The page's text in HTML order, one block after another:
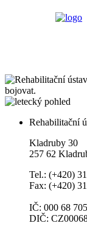
bojovat.
Rehabilitační
Kladruby 30
257 62
Tel.: (+420)
Fax: (+420)
IČ: 000 68 705
DIČ: